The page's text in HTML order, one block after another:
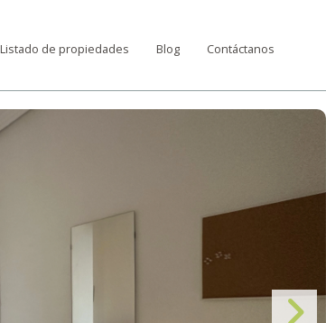
Listado de propiedades Blog Contáctanos